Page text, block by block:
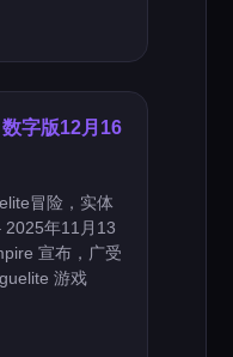
字版12月16
冒险，实体
2025年11月13
宣布，广受
游戏